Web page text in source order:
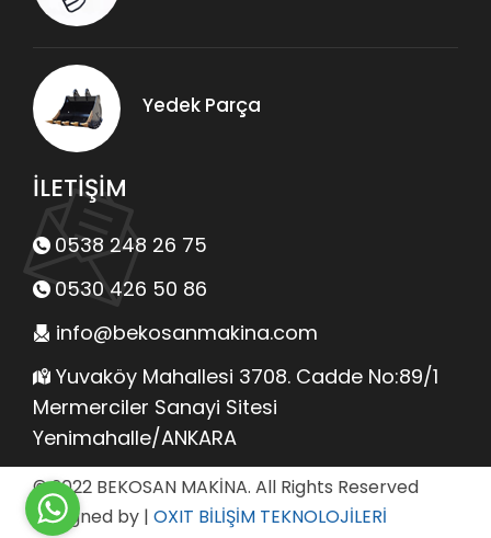
Yedek Parça
İLETİŞİM
0538 248 26 75
0530 426 50 86
info@bekosanmakina.com
Yuvaköy Mahallesi 3708. Cadde No:89/1
Mermerciler Sanayi Sitesi
Yenimahalle/ANKARA
© 2022 BEKOSAN MAKİNA. All Rights Reserved
Designed by | OXIT BİLİŞİM TEKNOLOJİLERİ